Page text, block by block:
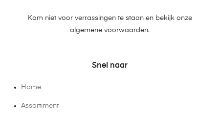
Kom niet voor verrassingen te staan en bekijk onze
algemene voorwaarden.
Snel naar
Home
Assortiment